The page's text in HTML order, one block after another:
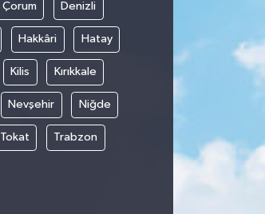
Çorum Denizli
Hakkâri Hatay
Kilis Kırıkkale
Nevşehir Niğde
Tokat Trabzon